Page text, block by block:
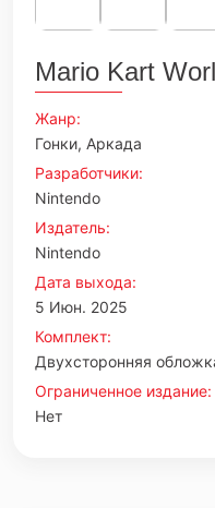
Mario Kart
Жанр:
Гонки, Аркада
Разработчики:
Nintendo
Издатель:
Nintendo
Дата выхода:
5 Июн. 2025
Комплект:
Двухсторонняя
Ограниченное издание:
Нет